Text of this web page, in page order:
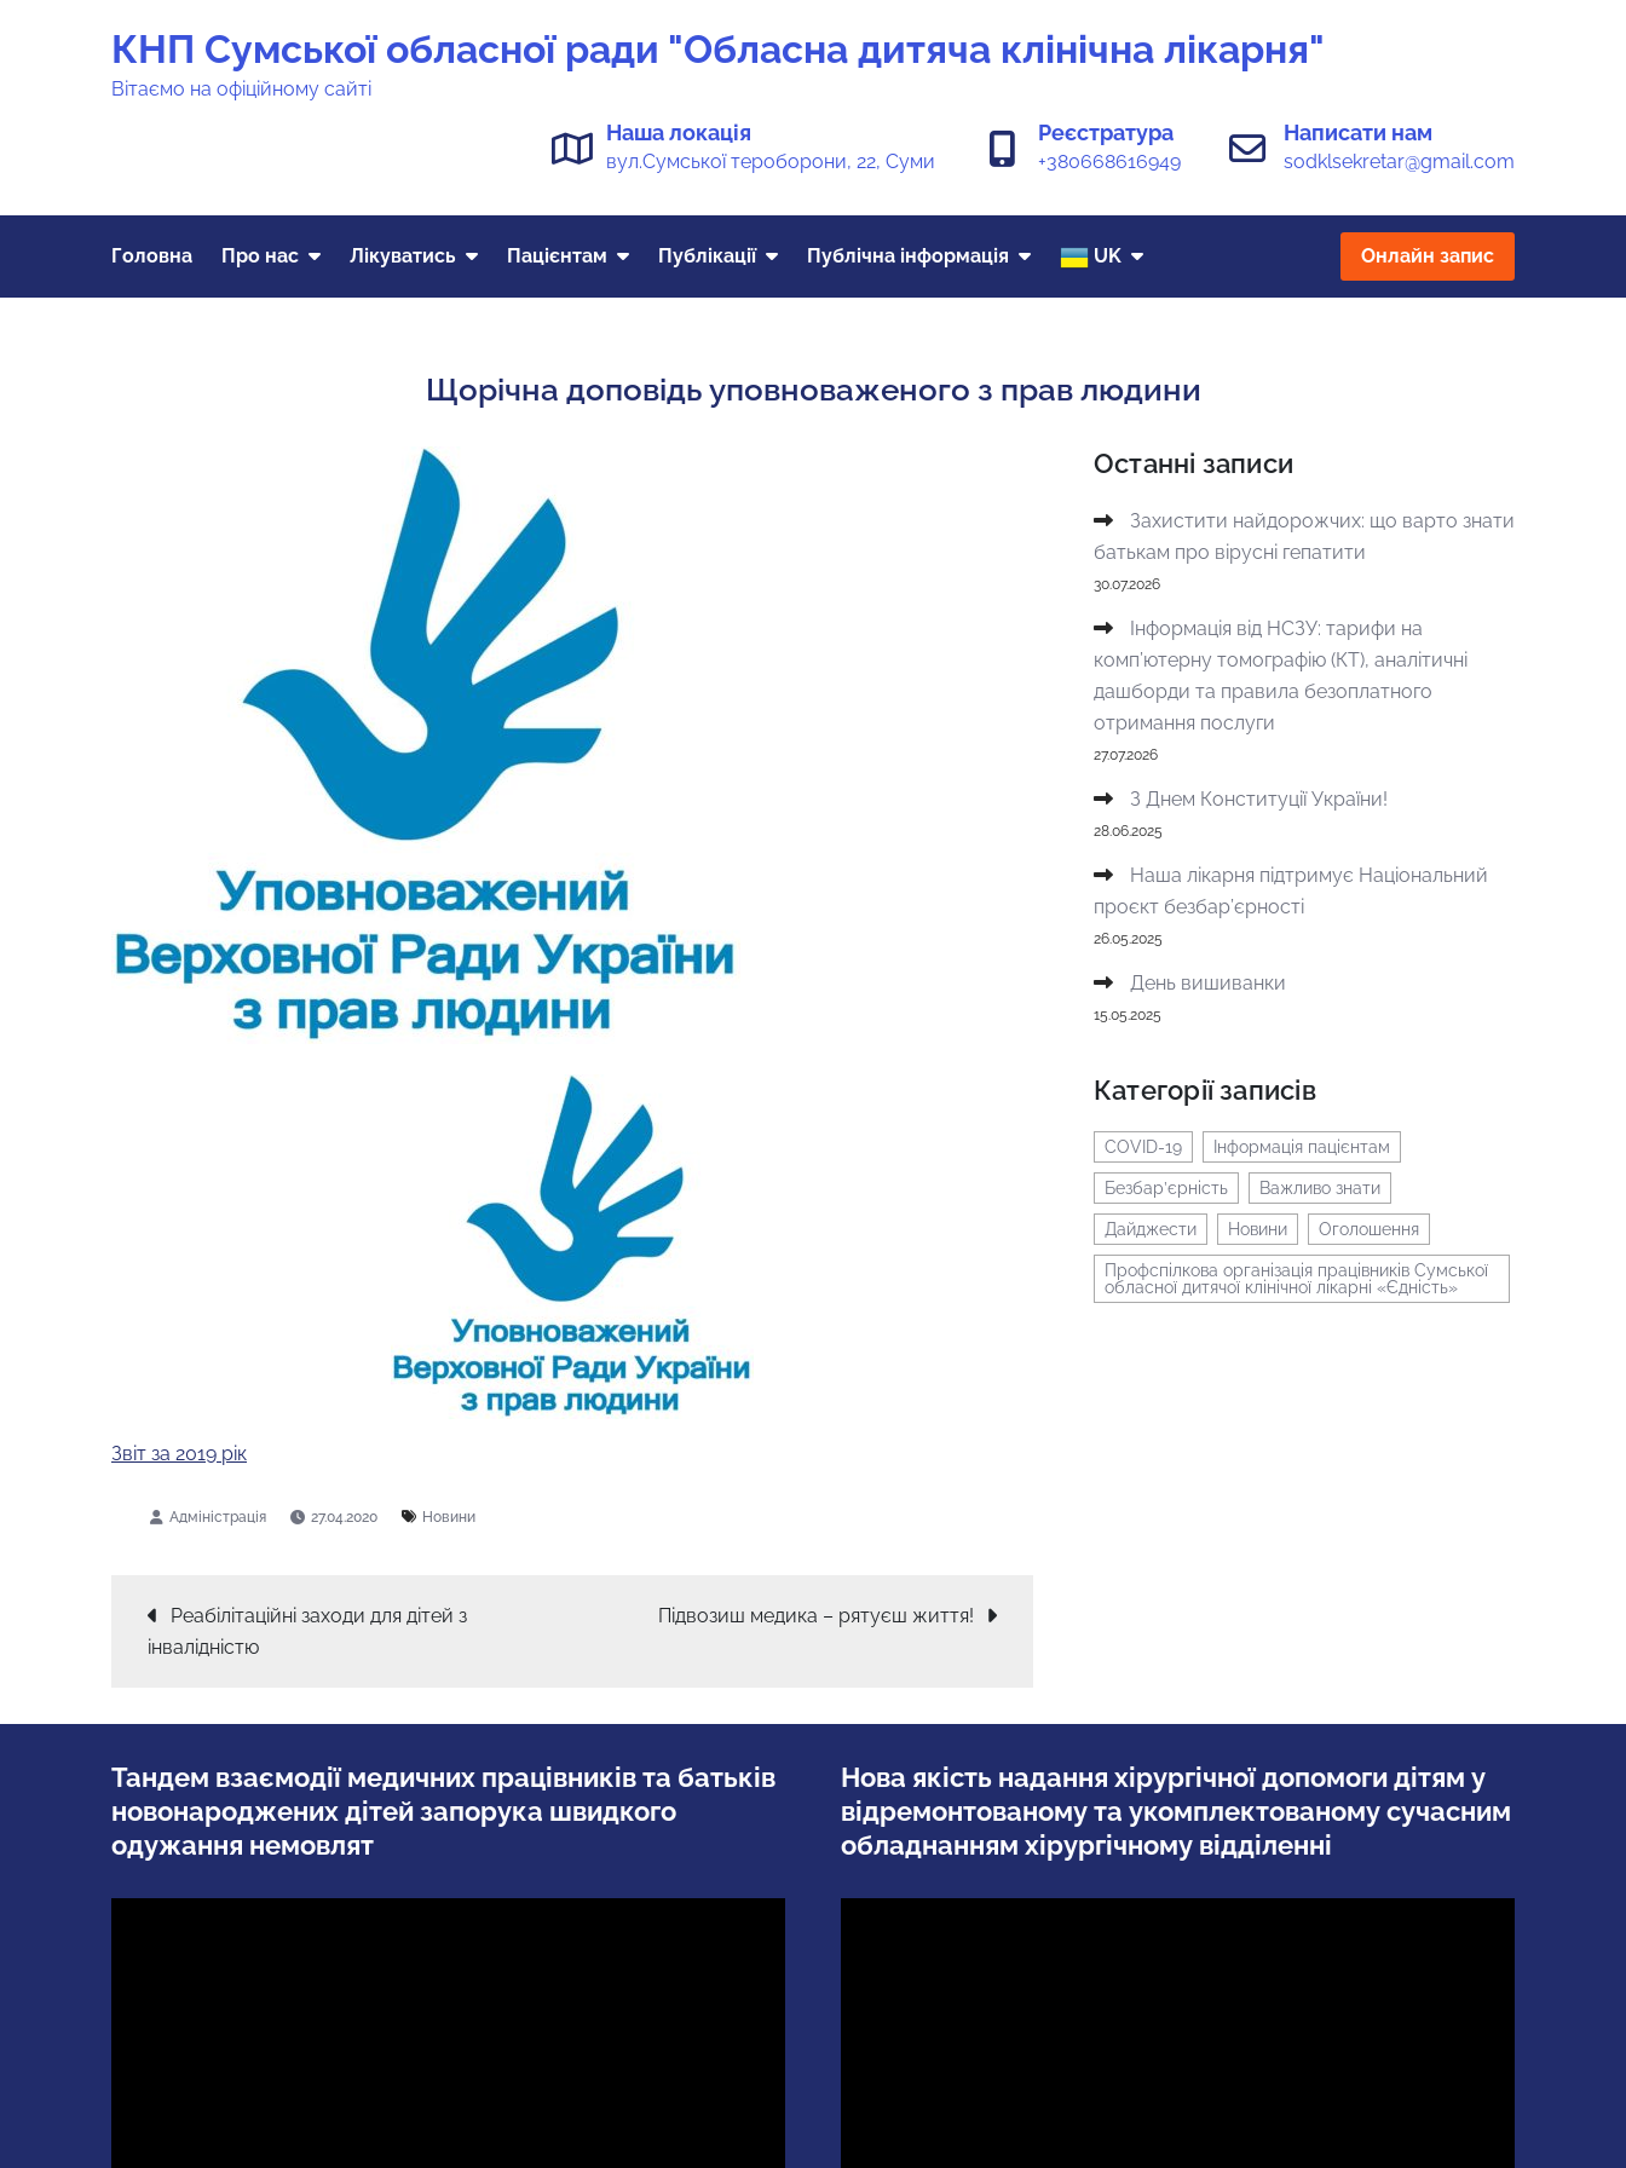
КНП Сумської обласної ради "Обласна дитяча клінічна лікарня"
Вітаємо на офіційному сайті
Наша локація
вул.Сумської тероборони, 22, Суми
Реєстратура
+380668616949
Написати нам
sodklsekretar@gmail.com
Головна Про нас Лікуватись Пацієнтам Публікації Публічна інформація UK Онлайн запис
Щорічна доповідь уповноваженого з прав людини
Звіт за 2019 рік
27.04.2020 Новини
Навігація
Реабілітаційні заходи для дітей з
інвалідністю
Підвозиш медика – рятуєш життя!
Останні записи
Захистити найдорожчих: що варто знати
батькам про вірусні гепатити
30.07.2026
Інформація від НСЗУ: тарифи на
комп’ютерну томографію (КТ), аналітичні
дашборди та правила безоплатного
отримання послуги
27.07.2026
З Днем Конституції України!
28.06.2025
Наша лікарня підтримує Національний
проєкт безбар’єрності
26.05.2025
День вишиванки
15.05.2025
Категорії записів
COVID-19 Інформація пацієнтам
Безбар’єрність Важливо знати
Дайджести Новини Оголошення
Профспілкова організація працівників Сумської
обласної дитячої клінічної лікарні «Єдність»
Тандем взаємодії медичних працівників та батьків
новонароджених дітей запорука швидкого
одужання немовлят
Нова якість надання хірургічної допомоги дітям у
відремонтованому та укомплектованому сучасним
обладнанням хірургічному відділенні